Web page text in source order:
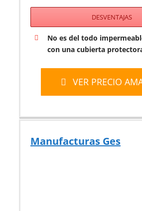
DESVENTAJAS
No es del todo
con una cubierta
VER PRECIO
Manufacturas Ges